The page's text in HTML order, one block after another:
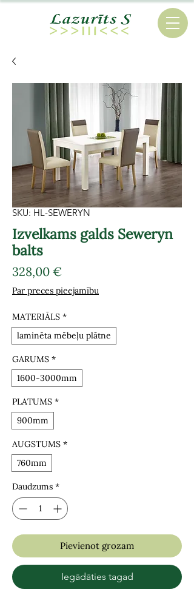
SKU: HL-SEWERYN
Izvelkams galds Seweryn
balts
328,00 €Cena
Par preces pieejamību
MATERIĀLS *
laminēta mēbeļu plātne
GARUMS *
1600-3000mm
PLATUMS *
900mm
AUGSTUMS *
760mm
Daudzums *
Pievienot grozam
Iegādāties tagad